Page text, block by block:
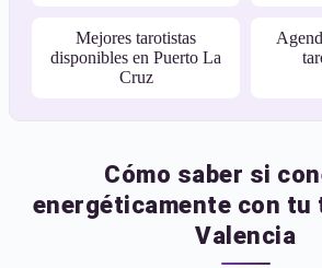
Mejores tarotistas
disponibles en Puerto La
Cruz
Cómo saber si
energéticamente con
Valencia